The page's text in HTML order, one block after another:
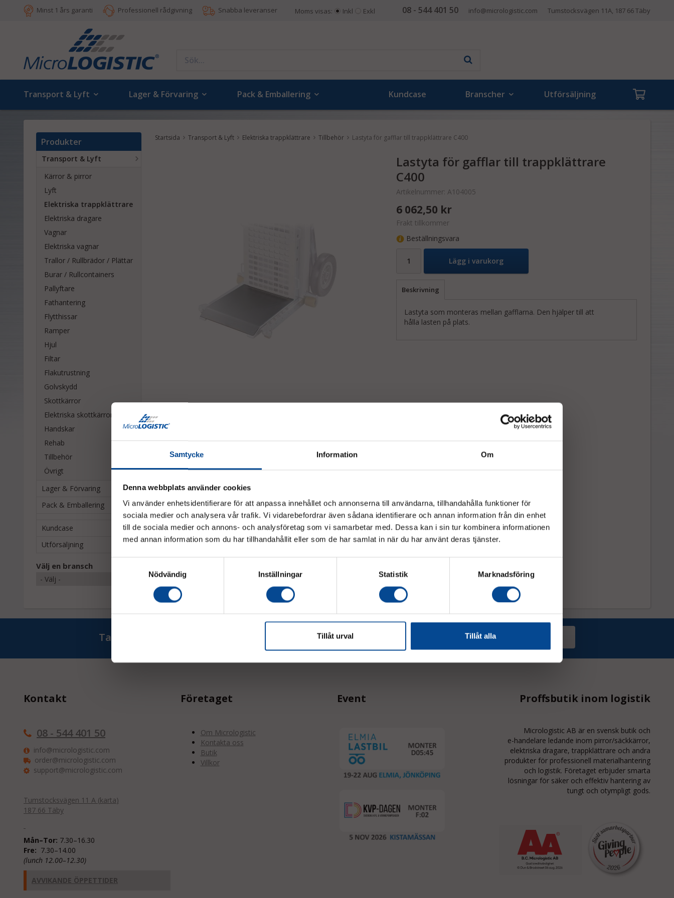
Samtycke Information Om
Denna webbplats använder cookies
Vi använder enhetsidentifierare för att anpassa innehållet och annonserna till användarna, tillhandahålla funktioner för
sociala medier och analysera vår trafik. Vi vidarebefordrar även sådana identifierare och annan information från din enhet
till de sociala medier och annons- och analysföretag som vi samarbetar med. Dessa kan i sin tur kombinera informationen
med annan information som du har tillhandahållit eller som de har samlat in när du har använt deras tjänster.
Nödvändig
Inställningar Statistik Marknadsföring
Tillåt urval Tillåt alla
Minst 1 års garanti Professionell rådgivning Snabba leveranser 08 - 544 401 50 info@micrologistic.com Tumstocksvägen 11A, 187 66 Täby
Moms visas: Inkl Exkl
Transport & Lyft Lager & Förvaring Pack & Emballering Kundcase Branscher Utförsäljning
Produkter
Transport & Lyft
Kärror & pirror
Lyft
Elektriska trappklättrare
Elektriska dragare
Vagnar
Elektriska vagnar
Trallor / Rullbrädor / Plättar
Burar / Rullcontainers
Pallyftare
Fathantering
Flytthissar
Ramper
Hjul
Filtar
Flakutrustning
Golvskydd
Skottkärror
Elektriska skottkärror
Handskar
Rehab
Tillbehör
Övrigt
Lager & Förvaring
Pack & Emballering
Kundcase
Utförsäljning
Välj en bransch
Startsida Transport & Lyft Elektriska trappklättrare Tillbehör Lastyta för gafflar till trappklättrare C400
Lastyta för gafflar till trappklättrare
C400
Artikelnummer: A104005
6 062,50 kr
Frakt tillkommer
Beställningsvara
Lägg i varukorg
Beskrivning
Lastyta som monteras mellan gafflarna. Den hjälper till att
hålla lasten på plats.
Ta del av våra bästa erbjudanden & nyheter!
Kontakt
08 - 544 401 50
info@micrologistic.com
order@micrologistic.com
support@micrologistic.com
Tumstocksvägen 11 A (karta)
187 66 Täby
Mån–Tor: 7.30–16.30
Fre: 7.30–14.00
(lunch 12.00–12.30)
AVVIKANDE ÖPPETTIDER
Företaget
Om Micrologistic
Kontakta oss
Butik
Villkor
Event Proffsbutik inom logistik
Micrologistic AB är en svensk butik och
e-handelare ledande inom pirror/säckkärror,
elektriska dragare, trappklättrare och andra
produkter för professionell materialhantering
och logistik. Företaget erbjuder smarta
lösningar för säker och effektiv hantering av
tungt och otympligt gods.
Vänligen välj hur du vill se priserna
Exkl. moms
Inkl. moms